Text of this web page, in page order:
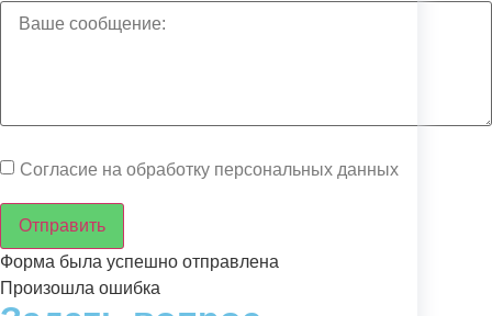
Согласие на обработку персональных данных
Отправить
Форма была успешно отправлена
Произошла ошибка